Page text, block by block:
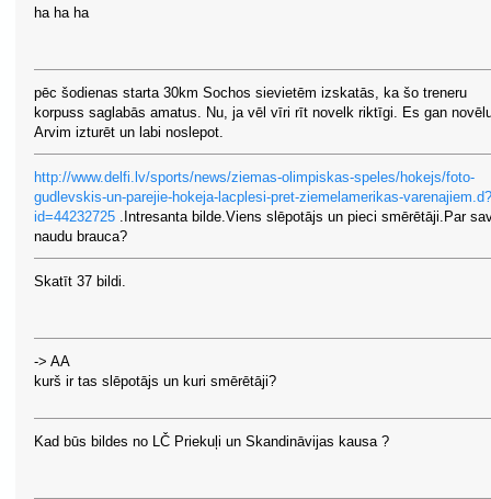
ha ha ha
pēc šodienas starta 30km Sochos sievietēm izskatās, ka šo treneru
korpuss saglabās amatus. Nu, ja vēl vīri rīt novelk riktīgi. Es gan
Arvim izturēt un labi noslepot.
http://www.delfi.lv/sports/news/ziemas-olimpiskas-speles/hokejs/foto-
gudlevskis-un-parejie-hokeja-lacplesi-pret-ziemelamerikas-varenajiem.d?
id=44232725 .Intresanta bilde.Viens slēpotājs un pieci smērētāji.Par
naudu brauca?
Skatīt 37 bildi.
-> AA
kurš ir tas slēpotājs un kuri smērētāji?
Kad būs bildes no LČ Priekuļi un Skandināvijas kausa ?